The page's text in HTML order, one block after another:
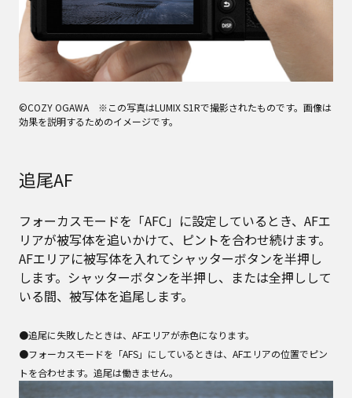
©COZY OGAWA ※この写真はLUMIX S1Rで撮影されたものです。画像は
効果を説明するためのイメージです。
追尾AF
フォーカスモードを「AFC」に設定しているとき、AFエ
リアが被写体を追いかけて、ピントを合わせ続けます。
AFエリアに被写体を入れてシャッターボタンを半押し
します。シャッターボタンを半押し、または全押しして
いる間、被写体を追尾します。
●追尾に失敗したときは、AFエリアが赤色になります。
●フォーカスモードを「AFS」にしているときは、AFエリアの位置でピン
トを合わせます。追尾は働きません。